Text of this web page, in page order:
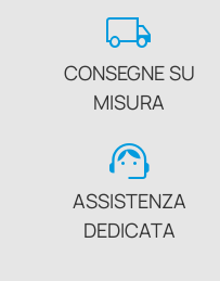
local_shipping
CONSEGNE SU
MISURA
support_agent
ASSISTENZA
DEDICATA